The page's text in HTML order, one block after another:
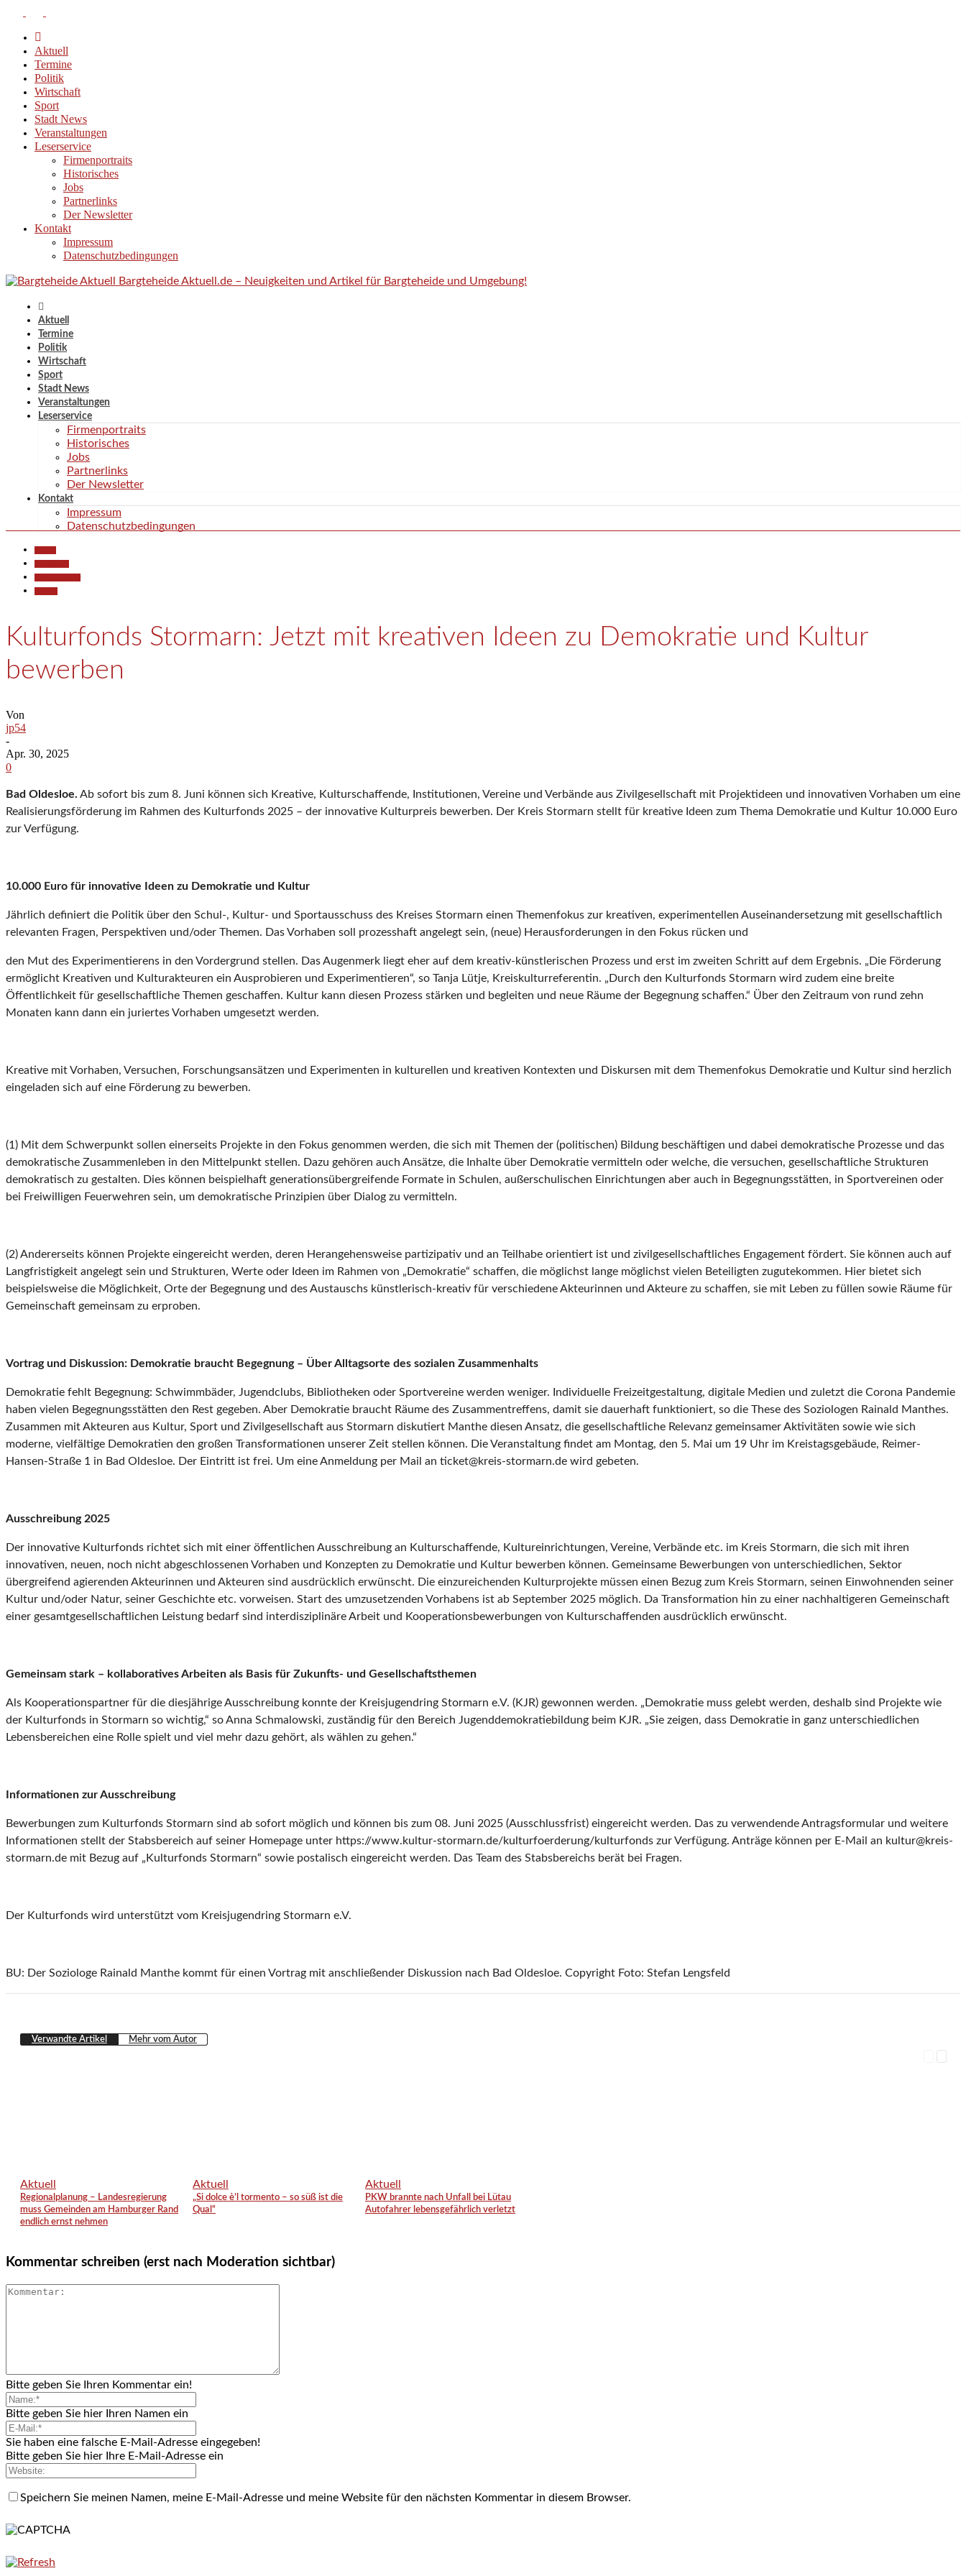
Aktuell
Termine
Politik
Wirtschaft
Sport
Stadt News
Veranstaltungen
Leserservice
Firmenportraits
Historisches
Jobs
Partnerlinks
Der Newsletter
Kontakt
Impressum
Datenschutzbedingungen
Bargteheide Aktuell.de – Neuigkeiten und Artikel für Bargteheide und Umgebung!
Aktuell
Termine
Politik
Wirtschaft
Sport
Stadt News
Veranstaltungen
Leserservice
Firmenportraits
Historisches
Jobs
Partnerlinks
Der Newsletter
Kontakt
Impressum
Datenschutzbedingungen
Kulturfonds Stormarn: Jetzt mit kreativen Ideen zu Demokratie und Kultur
bewerben
Von
jp54
-
Apr. 30, 2025
0
Bad Oldesloe. Ab sofort bis zum 8. Juni können sich Kreative, Kulturschaffende, Institutionen, Vereine und Verbände aus Zivilgesellschaft mit Projektideen und innovativen Vorhaben um eine
Realisierungsförderung im Rahmen des Kulturfonds 2025 – der innovative Kulturpreis bewerben. Der Kreis Stormarn stellt für kreative Ideen zum Thema Demokratie und Kultur 10.000 Euro
zur Verfügung.
10.000 Euro für innovative Ideen zu Demokratie und Kultur
Jährlich definiert die Politik über den Schul-, Kultur- und Sportausschuss des Kreises Stormarn einen Themenfokus zur kreativen, experimentellen Auseinandersetzung mit gesellschaftlich
relevanten Fragen, Perspektiven und/oder Themen. Das Vorhaben soll prozesshaft angelegt sein, (neue) Herausforderungen in den Fokus rücken und
den Mut des Experimentierens in den Vordergrund stellen. Das Augenmerk liegt eher auf dem kreativ-künstlerischen Prozess und erst im zweiten Schritt auf dem Ergebnis. „Die Förderung
ermöglicht Kreativen und Kulturakteuren ein Ausprobieren und Experimentieren“, so Tanja Lütje, Kreiskulturreferentin. „Durch den Kulturfonds Stormarn wird zudem eine breite
Öffentlichkeit für gesellschaftliche Themen geschaffen. Kultur kann diesen Prozess stärken und begleiten und neue Räume der Begegnung schaffen.“ Über den Zeitraum von rund zehn
Monaten kann dann ein juriertes Vorhaben umgesetzt werden.
Kreative mit Vorhaben, Versuchen, Forschungsansätzen und Experimenten in kulturellen und kreativen Kontexten und Diskursen mit dem Themenfokus Demokratie und Kultur sind herzlich
eingeladen sich auf eine Förderung zu bewerben.
(1) Mit dem Schwerpunkt sollen einerseits Projekte in den Fokus genommen werden, die sich mit Themen der (politischen) Bildung beschäftigen und dabei demokratische Prozesse und das
demokratische Zusammenleben in den Mittelpunkt stellen. Dazu gehören auch Ansätze, die Inhalte über Demokratie vermitteln oder welche, die versuchen, gesellschaftliche Strukturen
demokratisch zu gestalten. Dies können beispielhaft generationsübergreifende Formate in Schulen, außerschulischen Einrichtungen aber auch in Begegnungsstätten, in Sportvereinen oder
bei Freiwilligen Feuerwehren sein, um demokratische Prinzipien über Dialog zu vermitteln.
(2) Andererseits können Projekte eingereicht werden, deren Herangehensweise partizipativ und an Teilhabe orientiert ist und zivilgesellschaftliches Engagement fördert. Sie können auch auf
Langfristigkeit angelegt sein und Strukturen, Werte oder Ideen im Rahmen von „Demokratie“ schaffen, die möglichst lange möglichst vielen Beteiligten zugutekommen. Hier bietet sich
beispielsweise die Möglichkeit, Orte der Begegnung und des Austauschs künstlerisch-kreativ für verschiedene Akteurinnen und Akteure zu schaffen, sie mit Leben zu füllen sowie Räume für
Gemeinschaft gemeinsam zu erproben.
Vortrag und Diskussion: Demokratie braucht Begegnung – Über Alltagsorte des sozialen Zusammenhalts
Demokratie fehlt Begegnung: Schwimmbäder, Jugendclubs, Bibliotheken oder Sportvereine werden weniger. Individuelle Freizeitgestaltung, digitale Medien und zuletzt die Corona Pandemie
haben vielen Begegnungsstätten den Rest gegeben. Aber Demokratie braucht Räume des Zusammentreffens, damit sie dauerhaft funktioniert, so die These des Soziologen Rainald Manthes.
Zusammen mit Akteuren aus Kultur, Sport und Zivilgesellschaft aus Stormarn diskutiert Manthe diesen Ansatz, die gesellschaftliche Relevanz gemeinsamer Aktivitäten sowie wie sich
moderne, vielfältige Demokratien den großen Transformationen unserer Zeit stellen können. Die Veranstaltung findet am Montag, den 5. Mai um 19 Uhr im Kreistagsgebäude, Reimer-
Hansen-Straße 1 in Bad Oldesloe. Der Eintritt ist frei. Um eine Anmeldung per Mail an ticket@kreis-stormarn.de wird gebeten.
Ausschreibung 2025
Der innovative Kulturfonds richtet sich mit einer öffentlichen Ausschreibung an Kulturschaffende, Kultureinrichtungen, Vereine, Verbände etc. im Kreis Stormarn, die sich mit ihren
innovativen, neuen, noch nicht abgeschlossenen Vorhaben und Konzepten zu Demokratie und Kultur bewerben können. Gemeinsame Bewerbungen von unterschiedlichen, Sektor
übergreifend agierenden Akteurinnen und Akteuren sind ausdrücklich erwünscht. Die einzureichenden Kulturprojekte müssen einen Bezug zum Kreis Stormarn, seinen Einwohnenden seiner
Kultur und/oder Natur, seiner Geschichte etc. vorweisen. Start des umzusetzenden Vorhabens ist ab September 2025 möglich. Da Transformation hin zu einer nachhaltigeren Gemeinschaft
einer gesamtgesellschaftlichen Leistung bedarf sind interdisziplinäre Arbeit und Kooperationsbewerbungen von Kulturschaffenden ausdrücklich erwünscht.
Gemeinsam stark – kollaboratives Arbeiten als Basis für Zukunfts- und Gesellschaftsthemen
Als Kooperationspartner für die diesjährige Ausschreibung konnte der Kreisjugendring Stormarn e.V. (KJR) gewonnen werden. „Demokratie muss gelebt werden, deshalb sind Projekte wie
der Kulturfonds in Stormarn so wichtig,“ so Anna Schmalowski, zuständig für den Bereich Jugenddemokratiebildung beim KJR. „Sie zeigen, dass Demokratie in ganz unterschiedlichen
Lebensbereichen eine Rolle spielt und viel mehr dazu gehört, als wählen zu gehen.“
Informationen zur Ausschreibung
Bewerbungen zum Kulturfonds Stormarn sind ab sofort möglich und können bis zum 08. Juni 2025 (Ausschlussfrist) eingereicht werden. Das zu verwendende Antragsformular und weitere
Informationen stellt der Stabsbereich auf seiner Homepage unter https://www.kultur-stormarn.de/kulturfoerderung/kulturfonds zur Verfügung. Anträge können per E-Mail an kultur@kreis-
stormarn.de mit Bezug auf „Kulturfonds Stormarn“ sowie postalisch eingereicht werden. Das Team des Stabsbereichs berät bei Fragen.
Der Kulturfonds wird unterstützt vom Kreisjugendring Stormarn e.V.
BU: Der Soziologe Rainald Manthe kommt für einen Vortrag mit anschließender Diskussion nach Bad Oldesloe. Copyright Foto: Stefan Lengsfeld
Verwandte Artikel Mehr vom Autor
Aktuell
Regionalplanung – Landesregierung
muss Gemeinden am Hamburger Rand
endlich ernst nehmen
Aktuell
„Si dolce è’l tormento – so süß ist die
Qual“
Aktuell
PKW brannte nach Unfall bei Lütau
Autofahrer lebensgefährlich verletzt
Kommentar schreiben (erst nach Moderation sichtbar)
Bitte geben Sie Ihren Kommentar ein!
Bitte geben Sie hier Ihren Namen ein
Sie haben eine falsche E-Mail-Adresse eingegeben!
Bitte geben Sie hier Ihre E-Mail-Adresse ein
Speichern Sie meinen Namen, meine E-Mail-Adresse und meine Website für den nächsten Kommentar in diesem Browser.